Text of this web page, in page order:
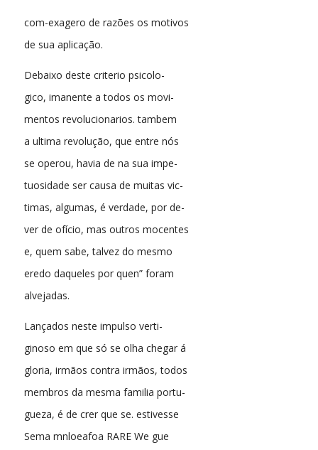
com-exagero de razões os motivos
de sua aplicação.
Debaixo deste criterio psicolo-
gico, imanente a todos os movi-
mentos revolucionarios. tambem
a ultima revolução, que entre nós
se operou, havia de na sua impe-
tuosidade ser causa de muitas vic-
timas, algumas, é verdade, por de-
ver de ofício, mas outros mocentes
e, quem sabe, talvez do mesmo
eredo daqueles por quen” foram
alvejadas.
Lançados neste impulso verti-
ginoso em que só se olha chegar á
gloria, irmãos contra irmãos, todos
membros da mesma familia portu-
gueza, é de crer que se. estivesse
Sema mnloeafoa RARE We gue